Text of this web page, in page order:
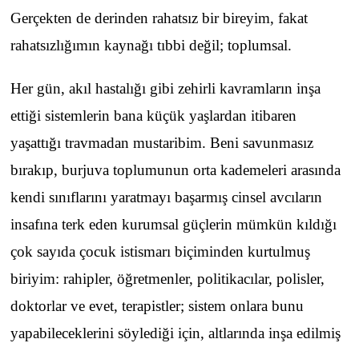
Gerçekten de derinden rahatsız bir bireyim, fakat
rahatsızlığımın kaynağı tıbbi değil; toplumsal.
Her gün, akıl hastalığı gibi zehirli kavramların inşa
ettiği sistemlerin bana küçük yaşlardan itibaren
yaşattığı travmadan mustaribim. Beni savunmasız
bırakıp, burjuva toplumunun orta kademeleri arasında
kendi sınıflarını yaratmayı başarmış cinsel avcıların
insafına terk eden kurumsal güçlerin mümkün kıldığı
çok sayıda çocuk istismarı biçiminden kurtulmuş
biriyim: rahipler, öğretmenler, politikacılar, polisler,
doktorlar ve evet, terapistler; sistem onlara bunu
yapabileceklerini söylediği için, altlarında inşa edilmiş